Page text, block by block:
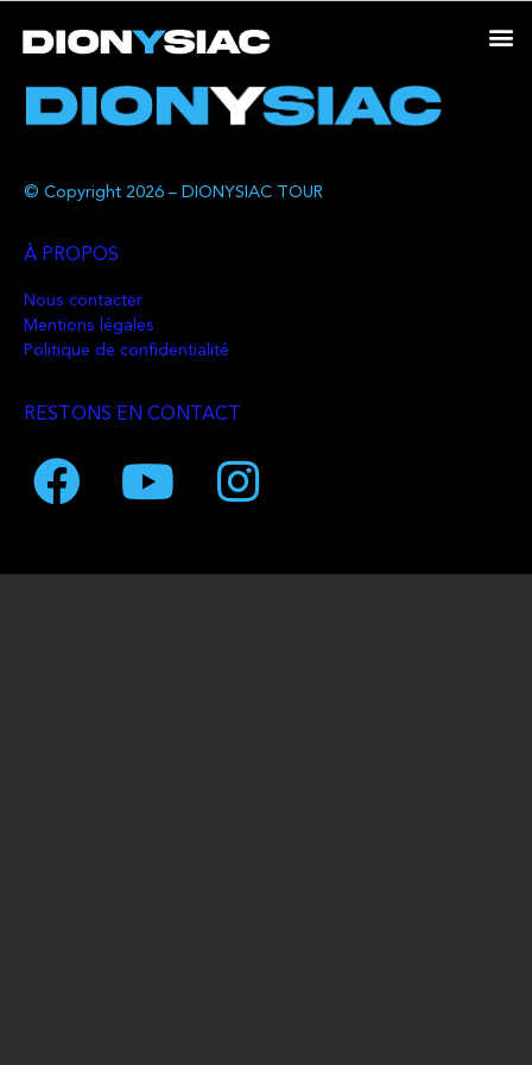
© Copyright 2026 – DIONYSIAC TOUR
À PROPOS
Nous contacter
Mentions légales
Politique de confidentialité
RESTONS EN CONTACT